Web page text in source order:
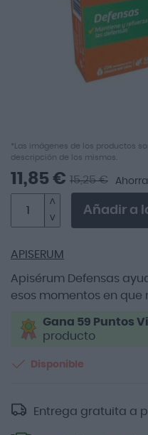
Saltar
al
comienzo
galería
de
*Las imágenes de los productos
descripción de los mismos.
APISERUM
Apisérum Defensas
esos momentos en que
Gana 59 Puntos
producto
11,85 € 15,25 €
Añadir a
Disponible
Entrega gratuita a